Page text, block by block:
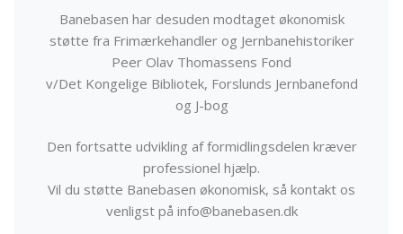
Banebasen har desuden modtaget økonomisk
støtte fra Frimærkehandler og Jernbanehistoriker
Peer Olav Thomassens Fond
v/Det Kongelige Bibliotek, Forslunds Jernbanefond
og J-bog
Den fortsatte udvikling af formidlingsdelen kræver
professionel hjælp.
Vil du støtte Banebasen økonomisk, så kontakt os
venligst på info@banebasen.dk